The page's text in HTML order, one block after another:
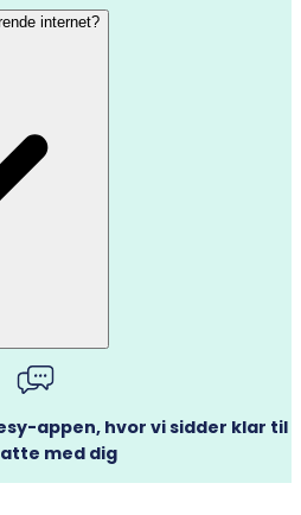
internet?
appen, hvor vi sidder klar til
med dig